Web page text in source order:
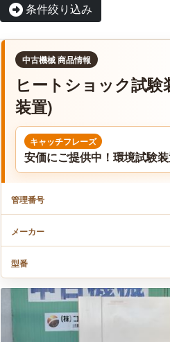
条件絞り込み
中古機械 商品情報
ヒートショック試験
装置)
キャッチフレーズ
安価にご提供中！環境試験
管理番号
メーカー
型番